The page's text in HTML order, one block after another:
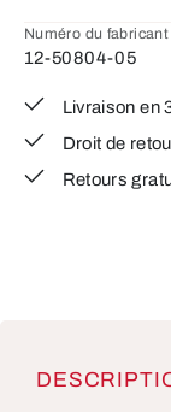
Numéro du fabricant
12-50804-05
Livraison en
Droit de
Retours